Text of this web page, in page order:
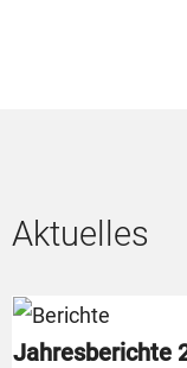
Aktuelles
Jahresberichte